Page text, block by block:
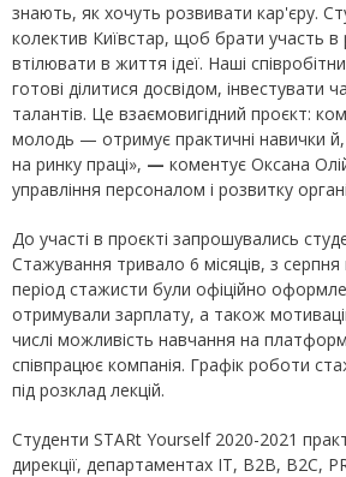
знають, як хочуть розвивати кар'єру.
колектив Київстар, щоб брати участь в
втілювати в життя ідеї. Наші
готові ділитися досвідом, інвестувати
талантів. Це взаємовигідний проєкт:
молодь — отримує практичні навички й,
на ринку праці», — коментує Оксана
управління персоналом і розвитку
До участі в проєкті запрошувались
Стажування тривало 6 місяців, з
період стажисти були офіційно
отримували зарплату, а також
числі можливість навчання на
співпрацює компанія. Графік роботи
під розклад лекцій.
Студенти STARt Yourself 2020-2021
дирекції, департаментах IT, B2B, B2C,